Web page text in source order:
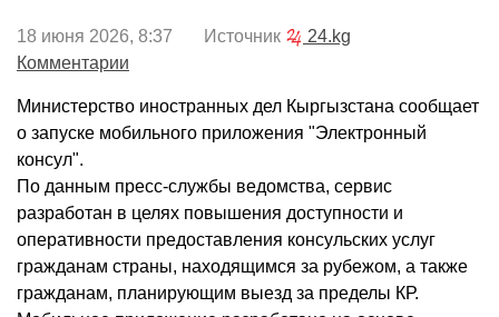
18 июня 2026, 8:37 Источник
24.kg
Комментарии
Министерство иностранных дел Кыргызстана сообщает
о запуске мобильного приложения "Электронный
консул".
По данным пресс-службы ведомства, сервис
разработан в целях повышения доступности и
оперативности предоставления консульских услуг
гражданам страны, находящимся за рубежом, а также
гражданам, планирующим выезд за пределы КР.